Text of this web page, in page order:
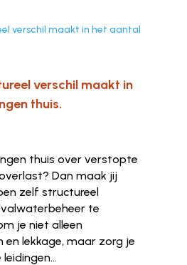
verschil maakt in
thuis.
thuis over verstopte
Dan maak jij
zelf structureel
te
je niet alleen
lekkage, maar zorg je